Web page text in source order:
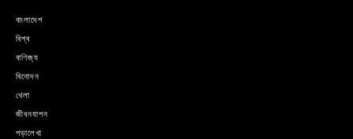
বাংলাদেশ
বিশ্ব
বাণিজ্য
বিনোদন
খেলা
জীবনযাপন
পড়ালেখা